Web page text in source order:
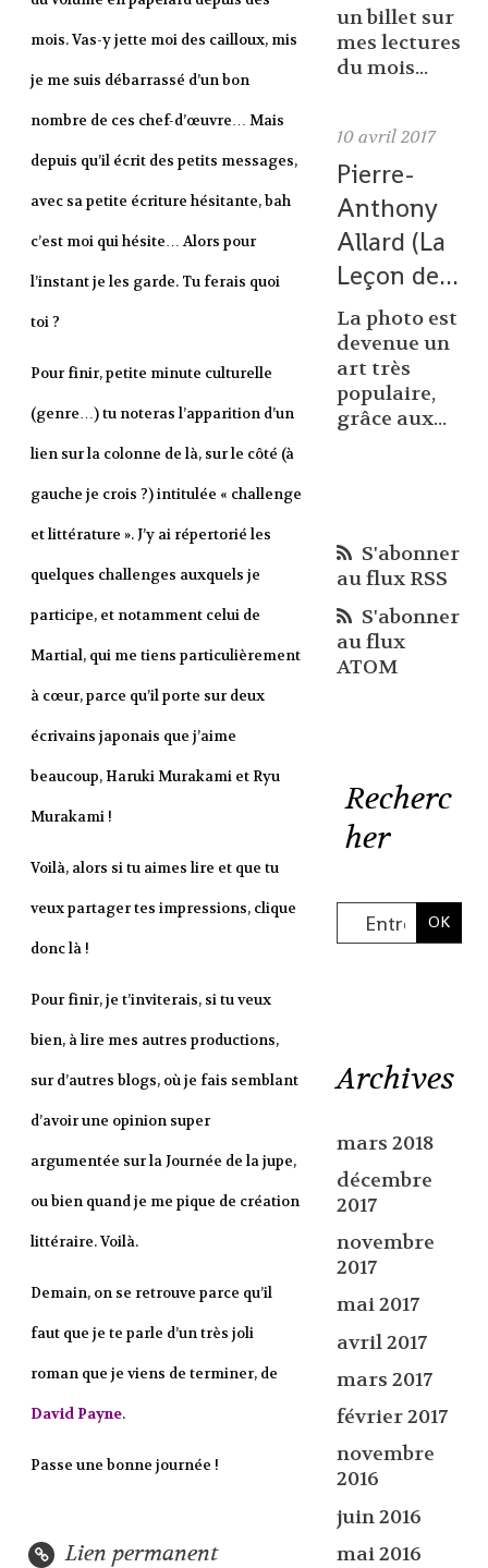
mois. Vas-y jette moi des cailloux, mis
je me suis débarrassé d’un bon
nombre de ces chef-d’œuvre… Mais
depuis qu’il écrit des petits messages,
avec sa petite écriture hésitante, bah
c’est moi qui hésite… Alors pour
l’instant je les garde. Tu ferais quoi
toi ?
Pour finir, petite minute culturelle
(genre…) tu noteras l’apparition d’un
lien sur la colonne de là, sur le côté (à
gauche je crois ?) intitulée « challenge
et littérature ». J’y ai répertorié les
quelques challenges auxquels je
participe, et notamment celui de
Martial, qui me tiens particulièrement
à cœur, parce qu’il porte sur deux
écrivains japonais que j’aime
beaucoup, Haruki Murakami et Ryu
Murakami !
Voilà, alors si tu aimes lire et que tu
veux partager tes impressions, clique
donc là !
Pour finir, je t’inviterais, si tu veux
bien, à lire mes autres productions,
sur d’autres blogs, où je fais semblant
d’avoir une opinion super
argumentée sur la Journée de la jupe,
ou bien quand je me pique de création
littéraire. Voilà.
Demain, on se retrouve parce qu’il
faut que je te parle d’un très joli
roman que je viens de terminer, de
David Payne.
Passe une bonne journée !
Lien permanent
un billet sur
mes lectures
du mois...
10 avril 2017
Pierre-
Anthony
Allard (La
Leçon de...
La photo est
devenue un
art très
populaire,
grâce aux...
S'abonner
au flux RSS
S'abonner
au flux
ATOM
Recherc
her
Archives
mars 2018
décembre
2017
novembre
2017
mai 2017
avril 2017
mars 2017
février 2017
novembre
2016
juin 2016
mai 2016